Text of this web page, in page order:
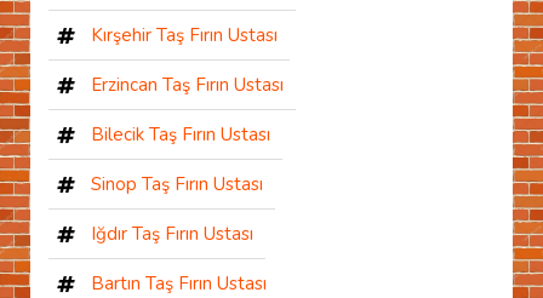
Kırşehir Taş Fırın Ustası
Erzincan Taş Fırın Ustası
Bilecik Taş Fırın Ustası
Sinop Taş Fırın Ustası
Iğdır Taş Fırın Ustası
Bartın Taş Fırın Ustası